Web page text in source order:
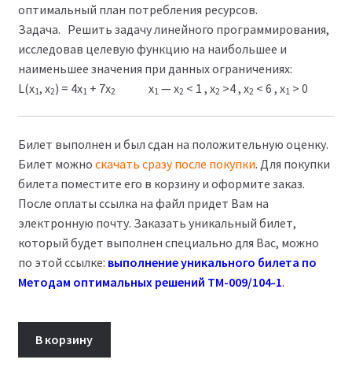
оптимальный план потребления ресурсов.
Задача. Решить задачу линейного программирования,
исследовав целевую функцию на наибольшее и
наименьшее значения при данных ограничениях:
L(x1, х2) = 4х1 + 7х2 х1 — х2 < 1 , х2 >4 , х2 < 6 , х1 > 0
Билет выполнен и был сдан на положительную оценку.
Билет можно скачать сразу после покупки. Для покупки
билета поместите его в корзину и оформите заказ.
После оплаты ссылка на файл придет Вам на
электронную почту. Заказать уникальный билет,
который будет выполнен специально для Вас, можно
по этой ссылке: выполнение уникального билета по
Методам оптимальных решений ТМ-009/104-1.
В корзину